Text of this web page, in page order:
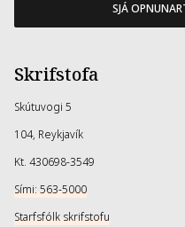
SJÁ
Skrifstofa
Skútuvogi 5
104, Reykjavík
Kt. 430698-3549
Sími: 563-5000
Starfsfólk skrifstofu